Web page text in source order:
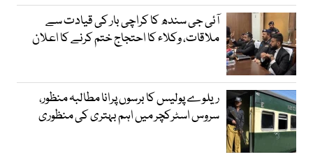
آئی جی سندھ کا کراچی بار کی قیادت سے
ملاقات، وکلاء کا احتجاج ختم کرنے کا اعلان
ریلوے پولیس کا برسوں پرانا مطالبہ منظور،
سروس اسٹرکچر میں اہم بہتری کی منظوری